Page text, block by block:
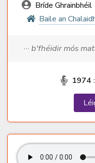
Bríde Ghrainbhéil
Baile an
··· b'fhéidir mós
1974 :